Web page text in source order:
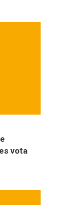
vota